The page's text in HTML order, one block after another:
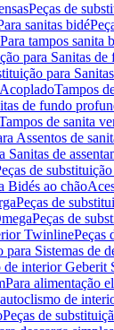
Peças de
sanitas bidé
tampos sanita
para Sanitas
para
AcopladoTampos
de fundo
de sanita
Assentos de
Sanitas de
de
Bidés ao chão
Peças de
Peças de
TwinlinePeças
para Sistemas de
de interior Geberit
Para alimentação
de
Peças de